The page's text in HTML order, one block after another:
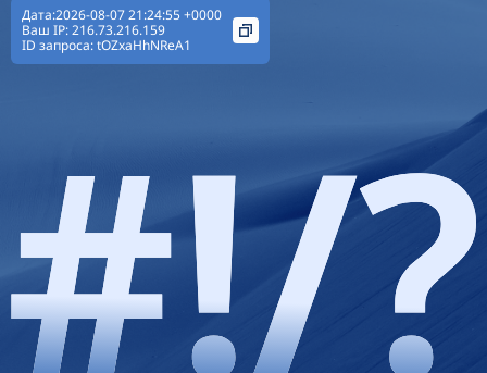
Дата:2026-08-07 21:24:55 +0000
Ваш IP:216.73.216.159
ID запроса:tOZxaHhNReA1